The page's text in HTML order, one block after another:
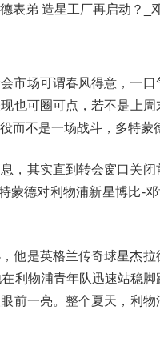
表弟 造星工厂再启动？_
市场可谓春风得意，一
也可圈可点，若不是上
而不是一场战斗，多特
，其实直到转会窗口关
蒙德对利物浦新星博比-
他是英格兰传奇球星杰
利物浦青年队迅速站稳
前一亮。整个夏天，利